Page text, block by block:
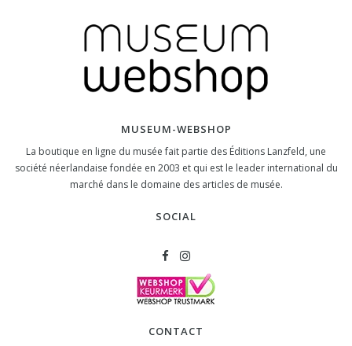
MUSEUM-WEBSHOP
La boutique en ligne du musée fait partie des Éditions Lanzfeld, une
société néerlandaise fondée en 2003 et qui est le leader international du
marché dans le domaine des articles de musée.
SOCIAL
CONTACT